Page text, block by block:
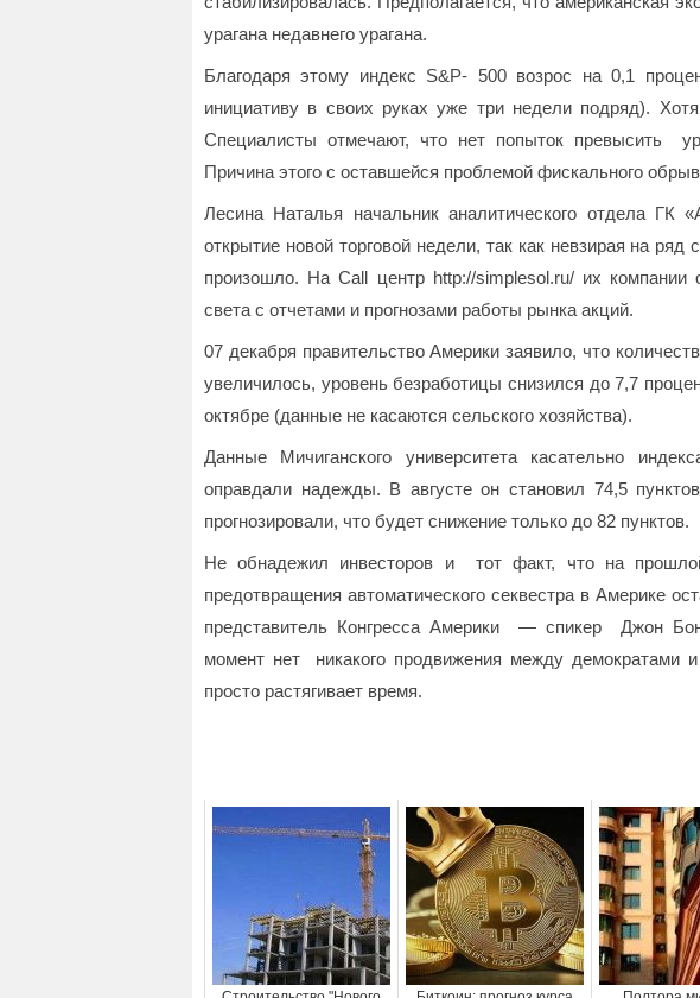
урагана недавнего урагана.
Благодаря этому индекс S&P- 500 возрос на 0,1
инициативу в своих руках уже три недели подряд).
Специалисты отмечают, что нет попыток превысить
Причина этого с оставшейся проблемой фискального
Лесина Наталья начальник аналитического отдела ГК
открытие новой торговой недели, так как невзирая на
произошло. На Call центр http://simplesol.ru/ их компании
света с отчетами и прогнозами работы рынка акций.
07 декабря правительство Америки заявило, что
увеличилось, уровень безработицы снизился до 7,7
октябре (данные не касаются сельского хозяйства).
Данные Мичиганского университета касательно
оправдали надежды. В августе он становил 74,5
прогнозировали, что будет снижение только до 82 пунктов.
Не обнадежил инвесторов и тот факт, что на
предотвращения автоматического секвестра в Америке
представитель Конгресса Америки — спикер Джон
момент нет никакого продвижения между демократами
просто растягивает время.